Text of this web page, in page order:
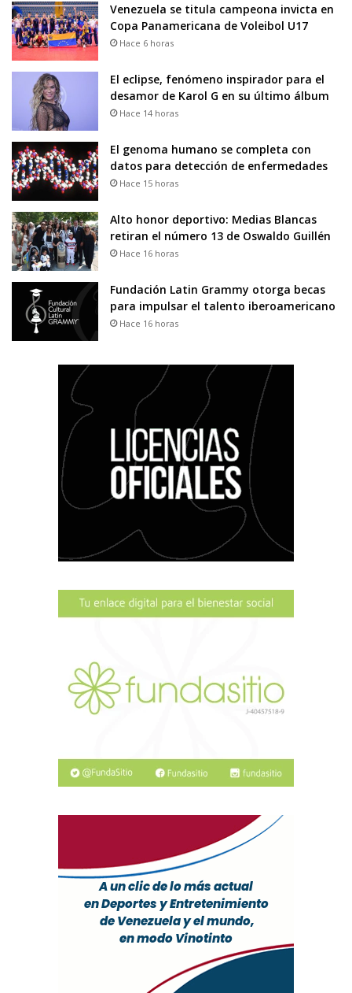
Venezuela se titula campeona invicta en
Copa Panamericana de Voleibol U17
Hace 6 horas
El eclipse, fenómeno inspirador para el
desamor de Karol G en su último álbum
Hace 14 horas
El genoma humano se completa con
datos para detección de enfermedades
Hace 15 horas
Alto honor deportivo: Medias Blancas
retiran el número 13 de Oswaldo Guillén
Hace 16 horas
Fundación Latin Grammy otorga becas
para impulsar el talento iberoamericano
Hace 16 horas